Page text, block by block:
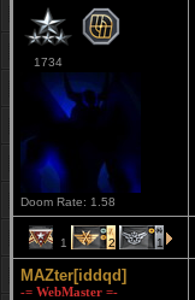
1734
Doom Rate: 1.58
1 2 1
MAZter[iddqd]
-= WebMaster =-